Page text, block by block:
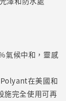
氣候中和，靈感
在美國和
施完全使用可再